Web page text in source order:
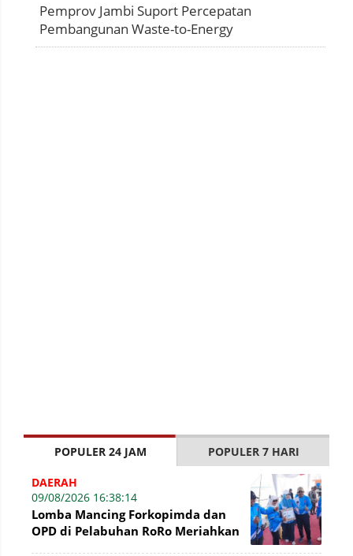
Pemprov Jambi Suport Percepatan
Pembangunan Waste-to-Energy
POPULER 24 JAM POPULER 7 HARI
DAERAH
09/08/2026 16:38:14
Lomba Mancing Forkopimda dan
OPD di Pelabuhan RoRo Meriahkan